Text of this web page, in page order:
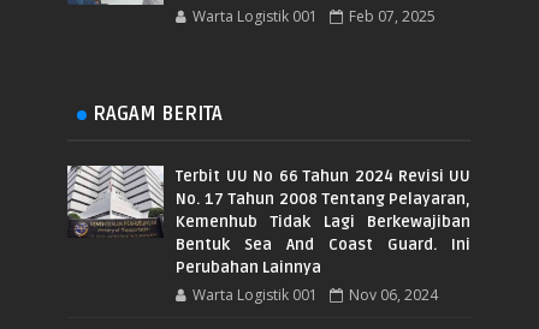
Warta Logistik 001 Feb 07, 2025
RAGAM BERITA
Terbit UU No 66 Tahun 2024 Revisi UU
No. 17 Tahun 2008 Tentang Pelayaran,
Kemenhub Tidak Lagi Berkewajiban
Bentuk Sea And Coast Guard. Ini
Perubahan Lainnya
Warta Logistik 001 Nov 06, 2024